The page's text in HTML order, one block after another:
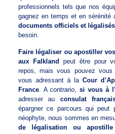
professionnels tels que nos
gagnez en temps et en sérénité
documents officiels et
besoin.
Faire légaliser ou apostiller
aux Falkland
peut être pour
repos, mais vous pouvez
vous adressant à laCour
France. A contrario,si vous à
adresser auconsulat
épargner ce parcours qui peut
néophyte, nous sommes en
de légalisation ou